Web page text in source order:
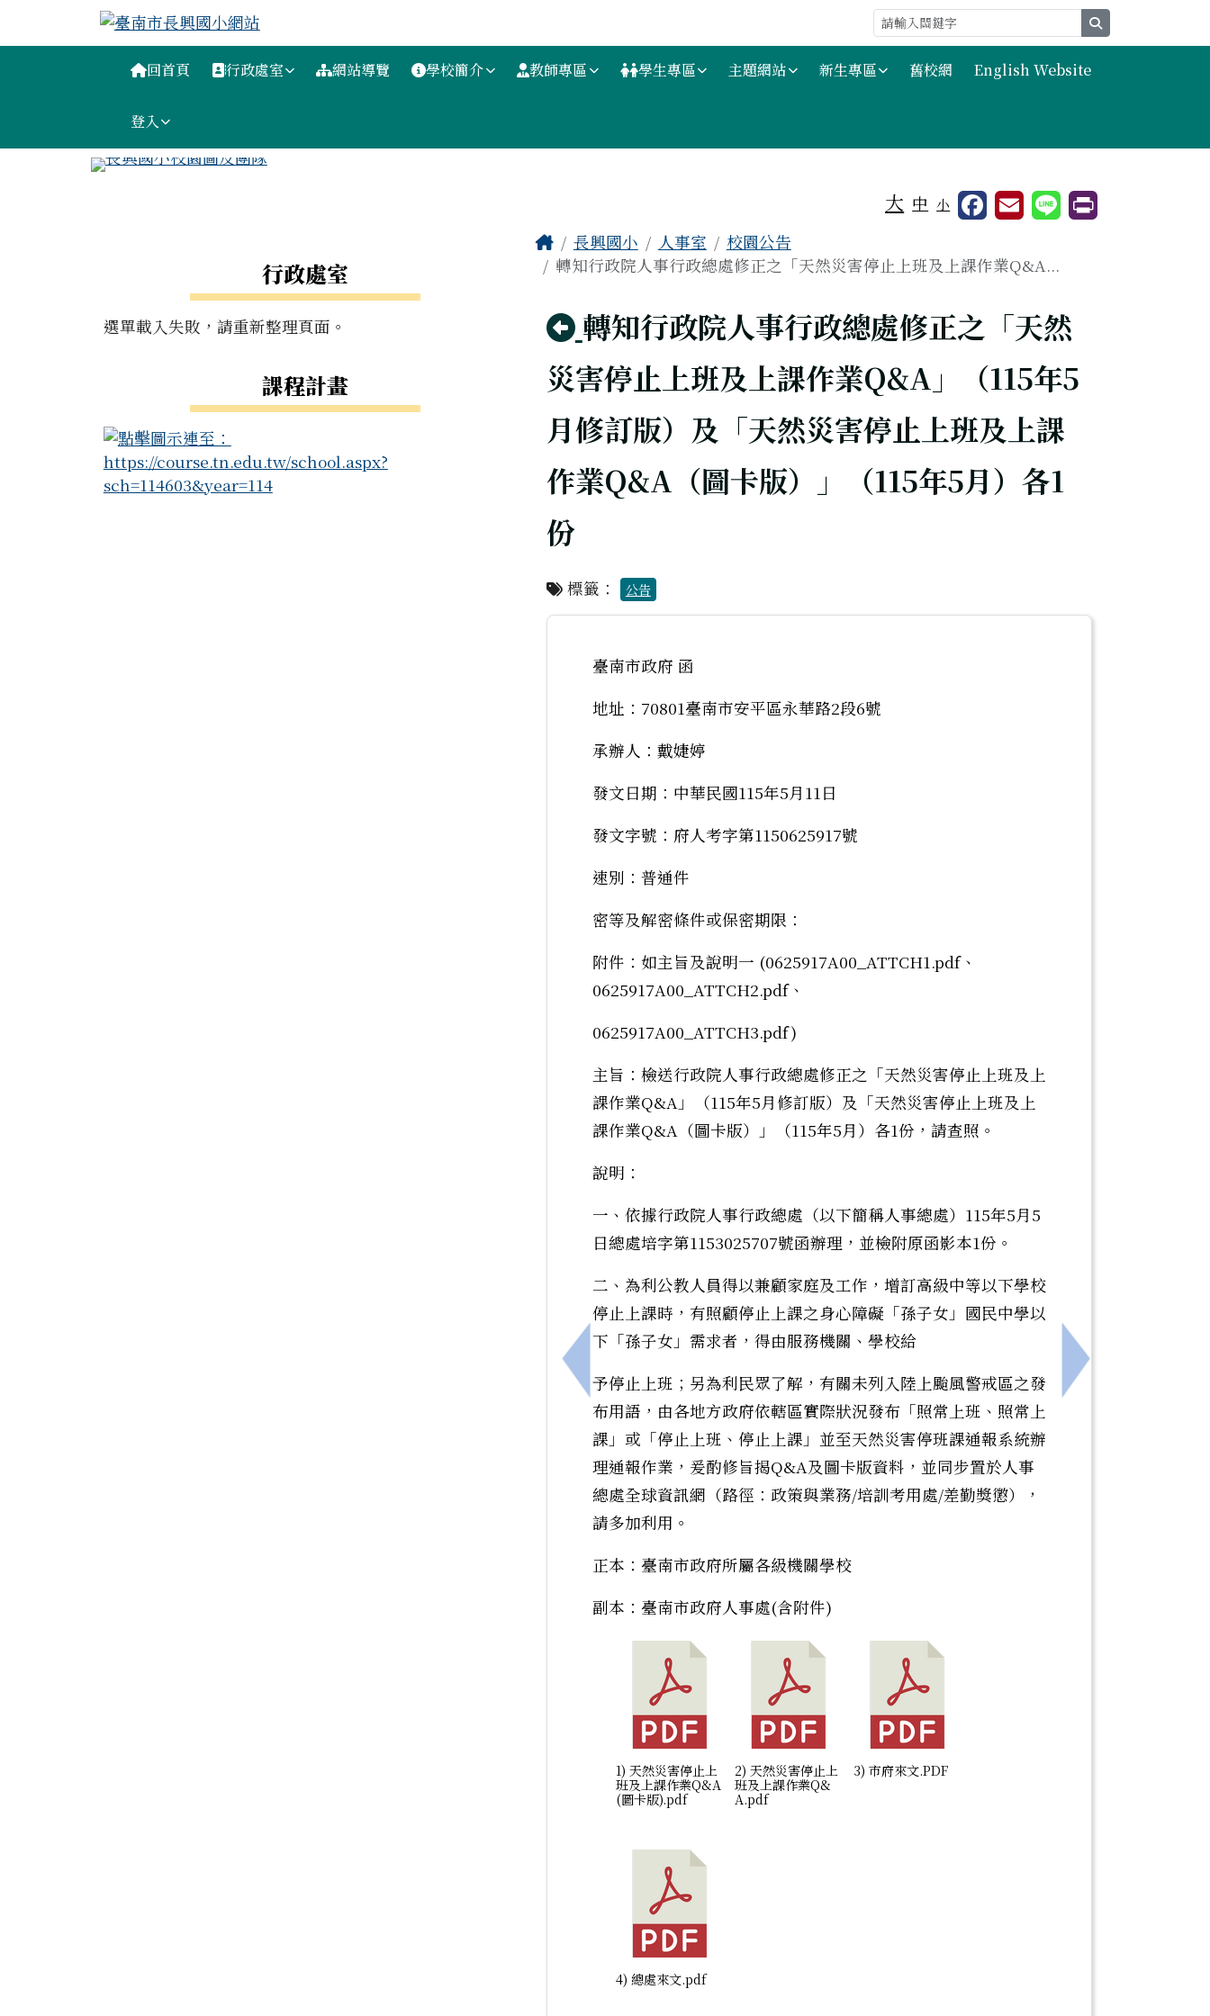
臺南市長興國小網站
回首頁 行政處室 網站導覽 學校簡介 教師專區 學生專區 主題網站 新生專區 舊校網 English Website
登入
大 中 小
左邊區域內容行政處室
選單載入失敗，請重新整理頁面。
課程計畫
主內容區域
Home長興國小 人事室
校園公告
轉知行政院人事行政總處修正之「天然災害停止上班及上課作業Q&A...
回上頁
轉知行政院人事行政總處修正之「天然
災害停止上班及上課作業Q&A」（115年5
月修訂版）及「天然災害停止上班及上課
作業Q&A（圖卡版）」（115年5月）各1
份
標籤： 公告
上一筆：訂定「臺南市政府員工職場霸凌防治與申訴及調查處理要點」溯自115年1月9
臺南市政府 函
地址：70801臺南市安平區永華路2段6號
承辦人：戴婕婷
發文日期：中華民國115年5月11日
發文字號：府人考字第1150625917號
速別：普通件
密等及解密條件或保密期限：
附件：如主旨及說明一 (0625917A00_ATTCH1.pdf、
0625917A00_ATTCH2.pdf、
0625917A00_ATTCH3.pdf)
主旨：檢送行政院人事行政總處修正之「天然災害停止上班及上
課作業Q&A」（115年5月修訂版）及「天然災害停止上班及上
課作業Q&A（圖卡版）」（115年5月）各1份，請查照。
說明：
一、依據行政院人事行政總處（以下簡稱人事總處）115年5月5
日總處培字第1153025707號函辦理，並檢附原函影本1份。
二、為利公教人員得以兼顧家庭及工作，增訂高級中等以下學校
停止上課時，有照顧停止上課之身心障礙「孫子女」國民中學以
下「孫子女」需求者，得由服務機關、學校給
予停止上班；另為利民眾了解，有關未列入陸上颱風警戒區之發
布用語，由各地方政府依轄區實際狀況發布「照常上班、照常上
課」或「停止上班、停止上課」並至天然災害停班課通報系統辦
理通報作業，爰酌修旨揭Q&A及圖卡版資料，並同步置於人事
總處全球資訊網（路徑：政策與業務/培訓考用處/差勤獎懲），
請多加利用。
正本：臺南市政府所屬各級機關學校
副本：臺南市政府人事處(含附件)
1) 天然災害停止上
班及上課作業Q&A
(圖卡版).pdf
2) 天然災害停止上
班及上課作業Q&
A.pdf
3) 市府來文.PDF
4) 總處來文.pdf
下一筆：轉知115